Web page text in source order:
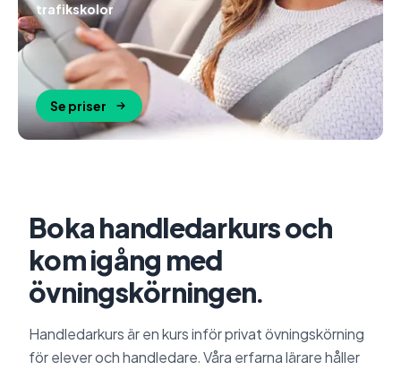
trafikskolor
Se priser
Boka handledarkurs och
kom igång med
övningskörningen.
Handledarkurs är en kurs inför privat övningskörning
för elever och handledare. Våra erfarna lärare håller